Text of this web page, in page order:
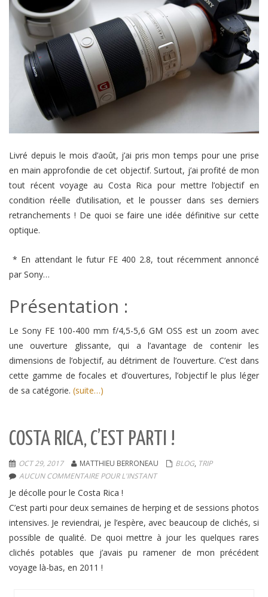
Livré depuis le mois d’août, j’ai pris mon temps pour une prise
en main approfondie de cet objectif. Surtout, j’ai profité de mon
tout récent voyage au Costa Rica pour mettre l’objectif en
condition réelle d’utilisation, et le pousser dans ses derniers
retranchements ! De quoi se faire une idée définitive sur cette
optique.
* En attendant le futur FE 400 2.8, tout récemment annoncé
par Sony…
Présentation :
Le Sony FE 100-400 mm f/4,5-5,6 GM OSS est un zoom avec
une ouverture glissante, qui a l’avantage de contenir les
dimensions de l’objectif, au détriment de l’ouverture. C’est dans
cette gamme de focales et d’ouvertures, l’objectif le plus léger
de sa catégorie. (suite…)
COSTA RICA, C’EST PARTI !
OCT 29, 2017 MATTHIEU BERRONEAU BLOG, TRIP
AUCUN COMMENTAIRE POUR L'INSTANT
Je décolle pour le Costa Rica !
C’est parti pour deux semaines de herping et de sessions photos
intensives. Je reviendrai, je l’espère, avec beaucoup de clichés, si
possible de qualité. De quoi mettre à jour les quelques rares
clichés potables que j’avais pu ramener de mon précédent
voyage là-bas, en 2011 !